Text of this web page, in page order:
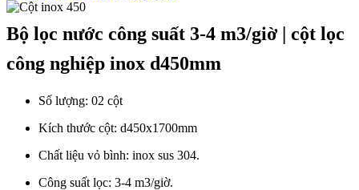
Bộ lọc nước công suất 3-4 m3/giờ | cột lọc
công nghiệp inox d450mm
Số lượng: 02 cột
Kích thước cột: d450x1700mm
Chất liệu vỏ bình: inox sus 304.
Công suất lọc: 3-4 m3/giờ.